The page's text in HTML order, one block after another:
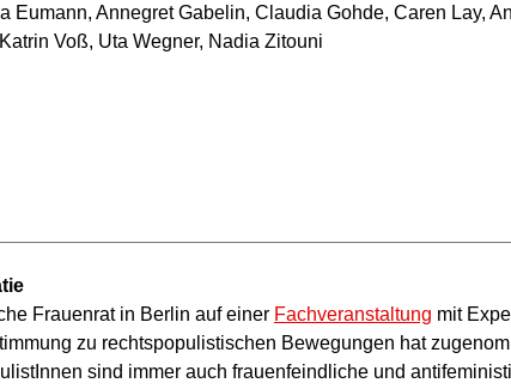
Eumann, Annegret Gabelin, Claudia Gohde, Caren Lay,
Voß, Uta Wegner, Nadia Zitouni
Frauenrat in Berlin auf einer Fachveranstaltung mit
zu rechtspopulistischen Bewegungen hat
sind immer auch frauenfeindliche und